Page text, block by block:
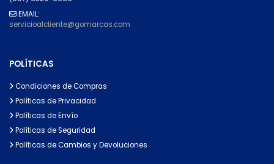
EMAIL:
servicioalcliente@gomarcas.com
POLÍTICAS
Condiciones de Compras
Políticas de Privacidad
Políticas de Envío
Políticas de Seguridad
Políticas de Cambios y Devoluciones